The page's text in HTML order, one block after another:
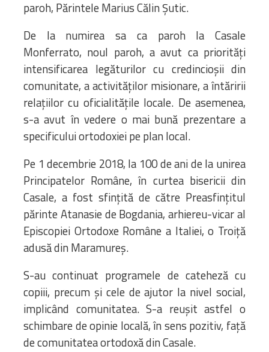
paroh, Părintele Marius Călin Șutic.
De la numirea sa ca paroh la Casale
Monferrato, noul paroh, a avut ca priorități
intensificarea legăturilor cu credincioșii din
comunitate, a activităților misionare, a întăririi
relațiilor cu oficialitățile locale. De asemenea,
s-a avut în vedere o mai bună prezentare a
specificului ortodoxiei pe plan local.
Pe 1 decembrie 2018, la 100 de ani de la unirea
Principatelor Române, în curtea bisericii din
Casale, a fost sfințită de către Preasfințitul
părinte Atanasie de Bogdania, arhiereu-vicar al
Episcopiei Ortodoxe Române a Italiei, o Troiță
adusă din Maramureș.
S-au continuat programele de cateheză cu
copiii, precum și cele de ajutor la nivel social,
implicând comunitatea. S-a reușit astfel o
schimbare de opinie locală, în sens pozitiv, față
de comunitatea ortodoxă din Casale.